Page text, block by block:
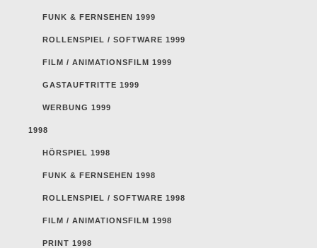
FUNK & FERNSEHEN 1999
ROLLENSPIEL / SOFTWARE 1999
FILM / ANIMATIONSFILM 1999
GASTAUFTRITTE 1999
WERBUNG 1999
1998
HÖRSPIEL 1998
FUNK & FERNSEHEN 1998
ROLLENSPIEL / SOFTWARE 1998
FILM / ANIMATIONSFILM 1998
PRINT 1998